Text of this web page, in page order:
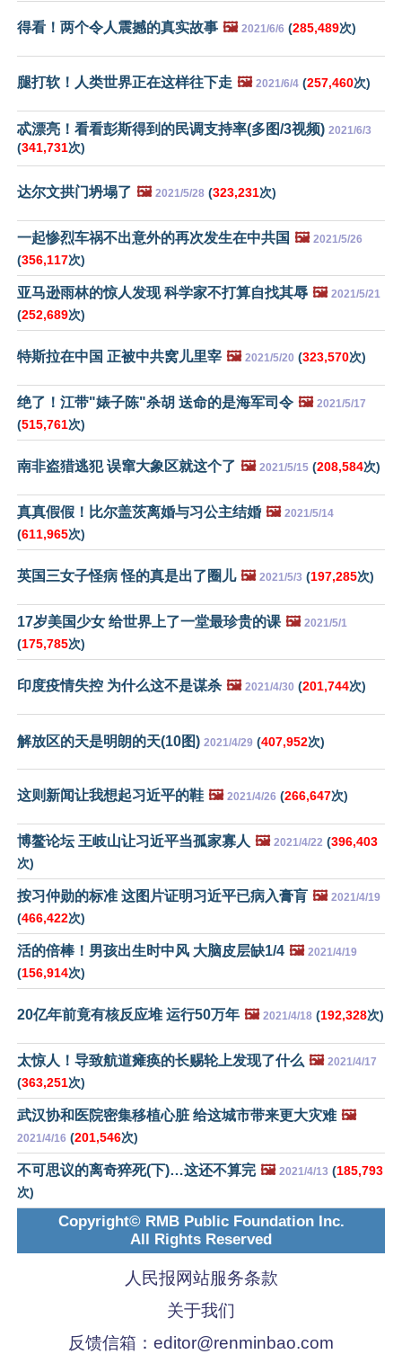
得看！两个令人震撼的真实故事 🖼️ 2021/6/6 (285,489次)
腿打软！人类世界正在这样往下走 🖼️ 2021/6/4 (257,460次)
忒漂亮！看看彭斯得到的民调支持率(多图/3视频) 2021/6/3
(341,731次)
达尔文拱门坍塌了 🖼️ 2021/5/28 (323,231次)
一起惨烈车祸不出意外的再次发生在中共国 🖼️ 2021/5/26
(356,117次)
亚马逊雨林的惊人发现 科学家不打算自找其辱 🖼️ 2021/5/21
(252,689次)
特斯拉在中国 正被中共窝儿里宰 🖼️ 2021/5/20 (323,570次)
绝了！江带"婊子陈"杀胡 送命的是海军司令 🖼️ 2021/5/17
(515,761次)
南非盗猎逃犯 误窜大象区就这个了 🖼️ 2021/5/15 (208,584次)
真真假假！比尔盖茨离婚与习公主结婚 🖼️ 2021/5/14
(611,965次)
英国三女子怪病 怪的真是出了圈儿 🖼️ 2021/5/3 (197,285次)
17岁美国少女 给世界上了一堂最珍贵的课 🖼️ 2021/5/1
(175,785次)
印度疫情失控 为什么这不是谋杀 🖼️ 2021/4/30 (201,744次)
解放区的天是明朗的天(10图) 2021/4/29 (407,952次)
这则新闻让我想起习近平的鞋 🖼️ 2021/4/26 (266,647次)
博鳌论坛 王岐山让习近平当孤家寡人 🖼️ 2021/4/22 (396,403
次)
按习仲勋的标准 这图片证明习近平已病入膏肓 🖼️ 2021/4/19
(466,422次)
活的倍棒！男孩出生时中风 大脑皮层缺1/4 🖼️ 2021/4/19
(156,914次)
20亿年前竟有核反应堆 运行50万年 🖼️ 2021/4/18 (192,328次)
太惊人！导致航道瘫痪的长赐轮上发现了什么 🖼️ 2021/4/17
(363,251次)
武汉协和医院密集移植心脏 给这城市带来更大灾难 🖼️
2021/4/16 (201,546次)
不可思议的离奇猝死(下)…这还不算完 🖼️ 2021/4/13 (185,793
次)
Copyright© RMB Public Foundation Inc.
All Rights Reserved
人民报网站服务条款
关于我们
反馈信箱： editor@renminbao.com